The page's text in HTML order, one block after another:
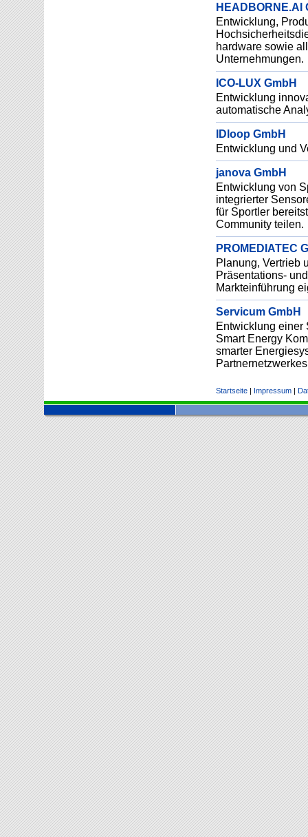
HEADBORNE.AI
Entwicklung,
hardware sowie
Unternehmungen.
ICO-LUX GmbH
Entwicklung
automatische
IDloop GmbH
Entwicklung und
janova GmbH
Entwicklung von
integrierter
für Sportler
Community teilen.
PROMEDIATEC
Planung, Vertrieb
Präsentations-
Markteinführung
Servicum GmbH
Entwicklung einer
Smart Energy
smarter
Startseite| Impressum|